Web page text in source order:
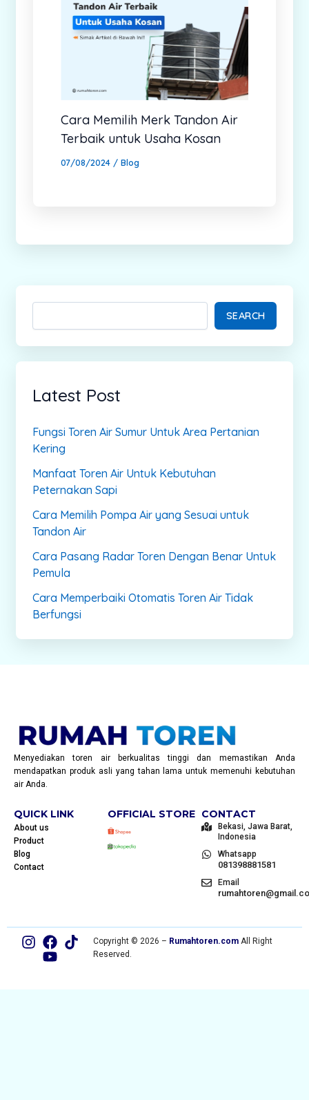
Cara Memilih Merk Tandon Air
Terbaik untuk Usaha Kosan
07/08/2024 / Blog
SEARCH
Latest Post
Fungsi Toren Air Sumur Untuk Area Pertanian
Kering
Manfaat Toren Air Untuk Kebutuhan
Peternakan Sapi
Cara Memilih Pompa Air yang Sesuai untuk
Tandon Air
Cara Pasang Radar Toren Dengan Benar Untuk
Pemula
Cara Memperbaiki Otomatis Toren Air Tidak
Berfungsi
Menyediakan toren air berkualitas tinggi dan memastikan Anda
mendapatkan produk asli yang tahan lama untuk memenuhi kebutuhan
air Anda.
QUICK LINK
About us
Product
Blog
Contact
OFFICIAL STORE CONTACT
Bekasi, Jawa Barat,
Indonesia
Whatsapp
081398881581
Email
Copyright © 2026 – Rumahtoren.comAll Right
Reserved.